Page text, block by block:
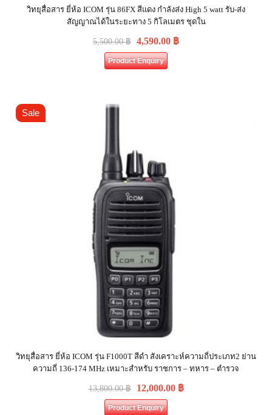
วิทยุสื่อสาร ยี่ห้อ ICOM รุ่น 86FX สีแดง กำลังส่ง High 5 watt รับ-ส่ง
สัญญาณได้ในระยะทาง 5 กิโลเมตร ชุดใน
5,500.00฿ 4,590.00 ฿
Product Enquiry
Sale
วิทยุสื่อสาร ยี่ห้อ ICOM รุ่น F1000T สีดำ สังเคราะห์ความถี่ประเภท2 ย่าน
ความถี่ 136-174 MHz เหมาะสำหรับ ราชการ – ทหาร – ตำรวจ
13,800.00฿ 12,000.00 ฿
Product Enquiry